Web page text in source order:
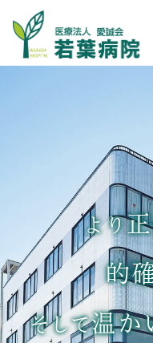
より
的
そして温か